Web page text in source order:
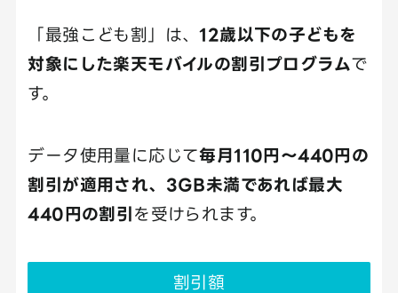
「最強こども割」は、12歳以下の子どもを
対象にした楽天モバイルの割引プログラムで
す。
データ使用量に応じて毎月110円〜440円の
割引が適用され、3GB未満であれば最大
440円の割引 を受けられます。
割引額